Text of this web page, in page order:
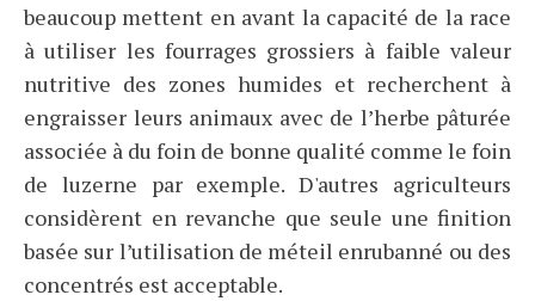
beaucoup mettent en avant la capacité de la race
à utiliser les fourrages grossiers à faible valeur
nutritive des zones humides et recherchent à
engraisser leurs animaux avec de l’herbe pâturée
associée à du foin de bonne qualité comme le foin
de luzerne par exemple. D'autres agriculteurs
considèrent en revanche que seule une finition
basée sur l’utilisation de méteil enrubanné ou des
concentrés est acceptable.